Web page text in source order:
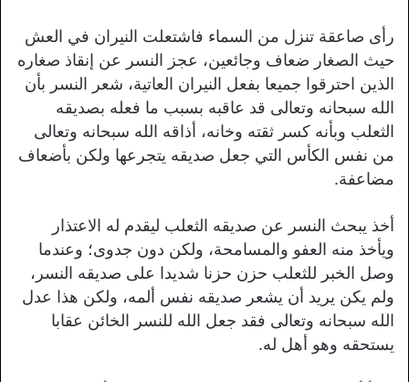
رأى صاعقة تنزل من السماء فاشتعلت النيران في العش
حيث الصغار ضعاف وجائعين، عجز النسر عن إنقاذ صغاره
الذين احترقوا جميعا بفعل النيران العاتية، شعر النسر بأن
الله سبحانه وتعالى قد عاقبه بسبب ما فعله بصديقه
الثعلب وبأنه كسر ثقته وخانه، أذاقه الله سبحانه وتعالى
من نفس الكأس التي جعل صديقه يتجرعها ولكن بأضعاف
مضاعفة.
أخذ يبحث النسر عن صديقه الثعلب ليقدم له الاعتذار
ويأخذ منه العفو والمسامحة، ولكن دون جدوى؛ وعندما
وصل الخبر للثعلب حزن حزنا شديدا على صديقه النسر،
ولم يكن يريد أن يشعر صديقه نفس ألمه، ولكن هذا عدل
الله سبحانه وتعالى فقد جعل الله للنسر الخائن عقابا
يستحقه وهو أهل له.